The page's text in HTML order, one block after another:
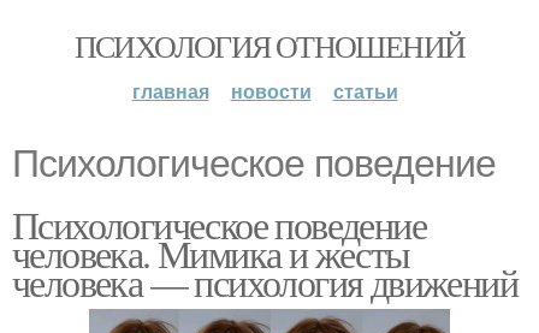
ПСИХОЛОГИЯ ОТНОШЕНИЙ
главная новости статьи
Психологическое поведение
Психологическое поведение
человека. Мимика и жесты
человека — психология движений